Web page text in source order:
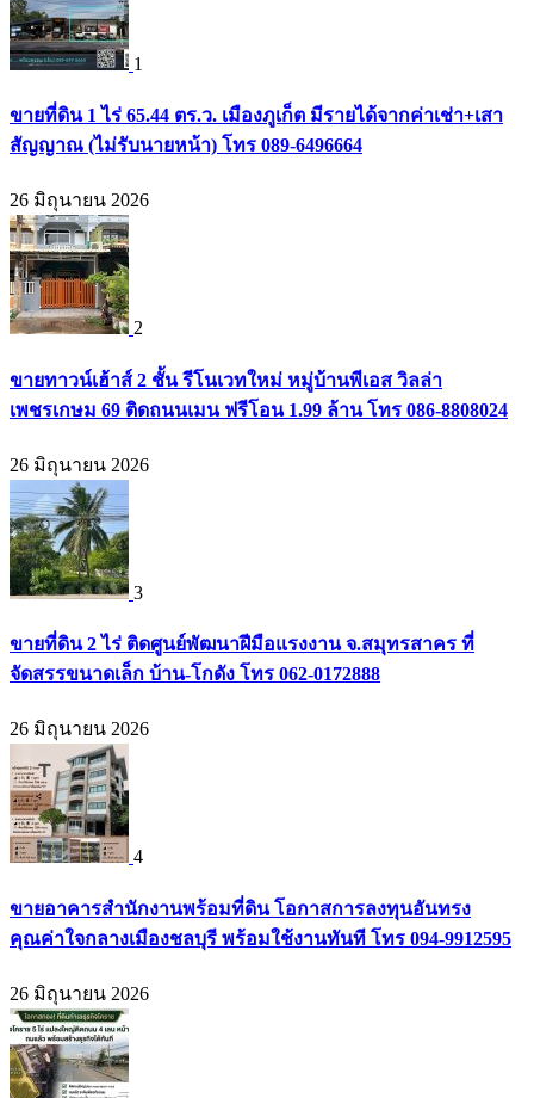
1
ขายที่ดิน 1 ไร่ 65.44 ตร.ว. เมืองภูเก็ต มีรายได้จากค่าเช่า+เสา
สัญญาณ (ไม่รับนายหน้า) โทร 089-6496664
26 มิถุนายน 2026
2
ขายทาวน์เฮ้าส์ 2 ชั้น รีโนเวทใหม่ หมู่บ้านพีเอส วิลล่า
เพชรเกษม 69 ติดถนนเมน ฟรีโอน 1.99 ล้าน โทร 086-8808024
26 มิถุนายน 2026
3
ขายที่ดิน 2 ไร่ ติดศูนย์พัฒนาฝีมือแรงงาน จ.สมุทรสาคร ที่
จัดสรรขนาดเล็ก บ้าน-โกดัง โทร 062-0172888
26 มิถุนายน 2026
4
ขายอาคารสำนักงานพร้อมที่ดิน โอกาสการลงทุนอันทรง
คุณค่าใจกลางเมืองชลบุรี พร้อมใช้งานทันที โทร 094-9912595
26 มิถุนายน 2026